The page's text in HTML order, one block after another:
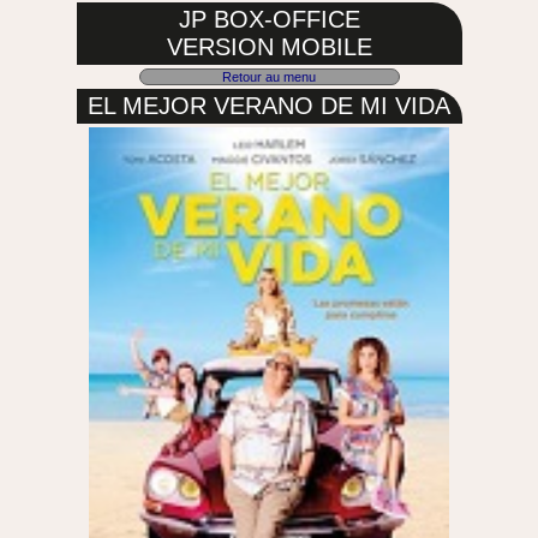
JP BOX-OFFICE
VERSION MOBILE
Retour au menu
EL MEJOR VERANO DE MI VIDA